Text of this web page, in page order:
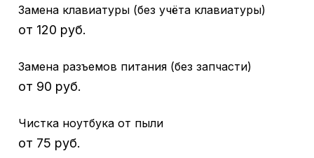
Замена клавиатуры (без учёта клавиатуры)
от 120 руб.
Замена разъемов питания (без запчасти)
от 90 руб.
Чистка ноутбука от пыли
от 75 руб.